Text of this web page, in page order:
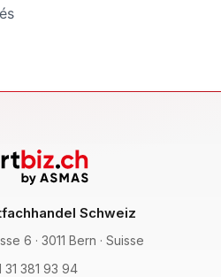
Schweiz
6 · 3011 Bern · Suisse
31 381 93 94